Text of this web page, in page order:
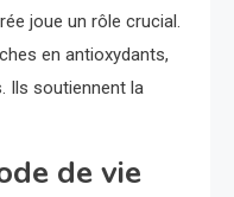
joue un rôle crucial.
en antioxydants,
Ils soutiennent la
de vie